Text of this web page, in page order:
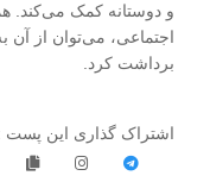
و دوستانه کمک می‌کند.
اجتماعی، می‌توان از آن
برداشت کرد.
اشتراک گذاری این پست